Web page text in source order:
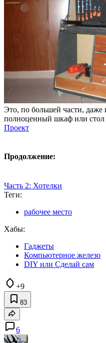
Это, по большей части,
полноценный шкаф или
Проект
Продолжение:
Часть 2: Хотелки
Теги:
рабочее место
Хабы:
Гаджеты
Компьютерное железо
DIY или Сделай сам
+9
83
6